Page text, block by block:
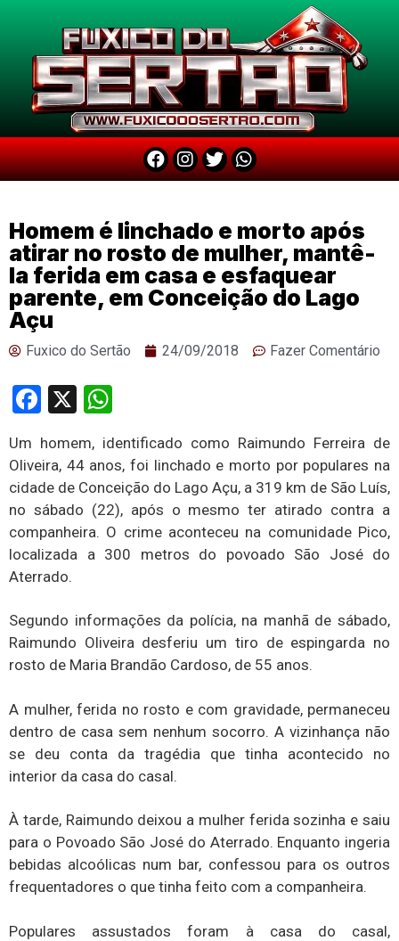
Homem é linchado e morto após
atirar no rosto de mulher, mantê-
la ferida em casa e esfaquear
parente, em Conceição do Lago
Açu
Fuxico do Sertão 24/09/2018 Fazer Comentário
Facebook
X
Um homem, identificado como Raimundo Ferreira de
Oliveira, 44 anos, foi linchado e morto por populares na
cidade de Conceição do Lago Açu, a 319 km de São Luís,
no sábado (22), após o mesmo ter atirado contra a
companheira. O crime aconteceu na comunidade Pico,
localizada a 300 metros do povoado São José do
Aterrado.
Segundo informações da polícia, na manhã de sábado,
Raimundo Oliveira desferiu um tiro de espingarda no
rosto de Maria Brandão Cardoso, de 55 anos.
A mulher, ferida no rosto e com gravidade, permaneceu
dentro de casa sem nenhum socorro. A vizinhança não
se deu conta da tragédia que tinha acontecido no
interior da casa do casal.
À tarde, Raimundo deixou a mulher ferida sozinha e saiu
para o Povoado São José do Aterrado. Enquanto ingeria
bebidas alcoólicas num bar, confessou para os outros
frequentadores o que tinha feito com a companheira.
Populares assustados foram à casa do casal,